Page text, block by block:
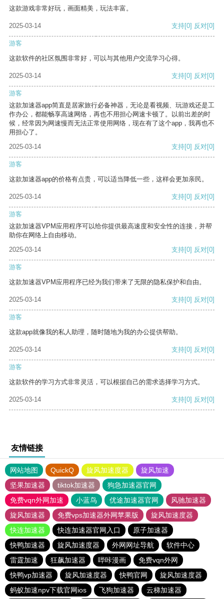
这款游戏非常好玩，画面精美，玩法丰富。
2025-03-14 支持[0] 反对[0]
游客
这款软件的社区氛围非常好，可以与其他用户交流学习心得。
2025-03-14 支持[0] 反对[0]
游客
这款加速器app简直是居家旅行必备神器，无论是看视频、玩游戏还是工
作办公，都能畅享高速网络，再也不用担心网速卡顿了。以前出差的时
候，经常因为网速慢而无法正常使用网络，现在有了这个app，我再也不
用担心了。
2025-03-14
支持[0] 反对[0]
游客
这款加速器app的价格有点贵，可以适当降低一些，这样会更加亲民。
2025-03-14 支持[0] 反对[0]
游客
这款加速器VPM应用程序可以给你提供最高速度和安全性的连接，并帮
助你在网络上自由移动。
2025-03-14
支持[0] 反对[0]
游客
这款加速器VPM应用程序已经为我们带来了无限的隐私保护和自由。
2025-03-14 支持[0] 反对[0]
游客
这款app就像我的私人助理，随时随地为我的办公提供帮助。
2025-03-14 支持[0] 反对[0]
游客
这款软件的学习方式非常灵活，可以根据自己的需求选择学习方式。
2025-03-14 支持[0] 反对[0]
友情链接
网站地图 QuickQ 旋风加速度器
旋风加速
坚果加速器
tiktok加速器
狗急加速器官网
免费vqn外网加速
小蓝鸟 优途加速器官网
风驰加速器
旋风加速器
免费vps加速器外网苹果版
旋风加速度器
快连加速器
快连加速器官网入口
原子加速器
快鸭加速器
旋风加速度器 外网网址导航
软件中心
雷霆加速
狂飙加速器 哔咔漫画
免费vqn外网
快鸭vp加速器
旋风加速度器 快鸭官网
旋风加速度器
蚂蚁加速npv下载官网ios
飞狗加速器 云梯加速器